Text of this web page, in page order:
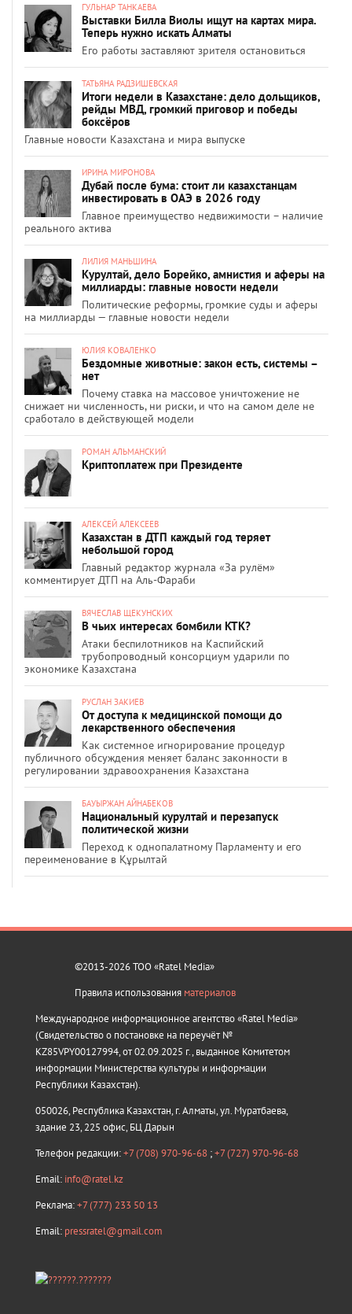
ГУЛЬНАР ТАНКАЕВА
Выставки Билла Виолы ищут на картах мира.
Теперь нужно искать Алматы
Его работы заставляют зрителя остановиться
ТАТЬЯНА РАДЗИШЕВСКАЯ
Итоги недели в Казахстане: дело дольщиков,
рейды МВД, громкий приговор и победы
боксёров
Главные новости Казахстана и мира выпуске
ИРИНА МИРОНОВА
Дубай после бума: стоит ли казахстанцам
инвестировать в ОАЭ в 2026 году
Главное преимущество недвижимости – наличие
реального актива
ЛИЛИЯ МАНЬШИНА
Курултай, дело Борейко, амнистия и аферы на
миллиарды: главные новости недели
Политические реформы, громкие суды и аферы
на миллиарды — главные новости недели
ЮЛИЯ КОВАЛЕНКО
Бездомные животные: закон есть, системы –
нет
Почему ставка на массовое уничтожение не
снижает ни численность, ни риски, и что на самом деле не
сработало в действующей модели
РОМАН АЛЬМАНСКИЙ
Криптоплатеж при Президенте
АЛЕКСЕЙ АЛЕКСЕЕВ
Казахстан в ДТП каждый год теряет
небольшой город
Главный редактор журнала «За рулём»
комментирует ДТП на Аль-Фараби
ВЯЧЕСЛАВ ЩЕКУНСКИХ
В чьих интересах бомбили КТК?
Атаки беспилотников на Каспийский
трубопроводный консорциум ударили по
экономике Казахстана
РУСЛАН ЗАКИЕВ
От доступа к медицинской помощи до
лекарственного обеспечения
Как системное игнорирование процедур
публичного обсуждения меняет баланс законности в
регулировании здравоохранения Казахстана
БАУЫРЖАН АЙНАБЕКОВ
Национальный курултай и перезапуск
политической жизни
Переход к однопалатному Парламенту и его
переименование в Құрылтай
©2013-2026 ТОО «Ratel Media»
Правила использования материалов
Международное информационное агентство «Ratel Media»
(Свидетельство о постановке на переучёт №
KZ85VPY00127994, от 02.09.2025 г., выданное Комитетом
информации Министерства культуры и информации
Республики Казахстан).
050026, Республика Казахстан, г. Алматы, ул. Муратбаева,
здание 23, 225 офис, БЦ Дарын
Телефон редакции:+7 (708) 970-96-68 ;+7 (727) 970-96-68
Email: info@ratel.kz
Реклама:+7 (777) 233 50 13
Email: pressratel@gmail.com